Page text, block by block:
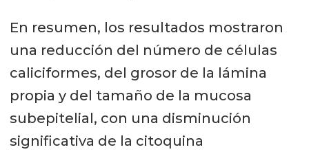
En resumen, los resultados mostraron
una reducción del número de células
caliciformes, del grosor de la lámina
propia y del tamaño de la mucosa
subepitelial, con una disminución
significativa de la citoquina